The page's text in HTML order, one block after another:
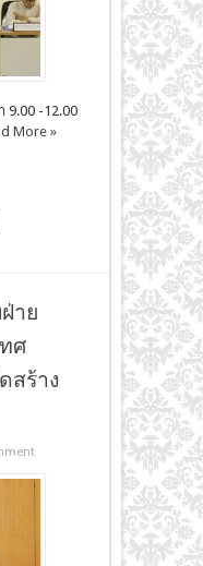
9.00 -12.00
More »
าย
ศ
สร้าง